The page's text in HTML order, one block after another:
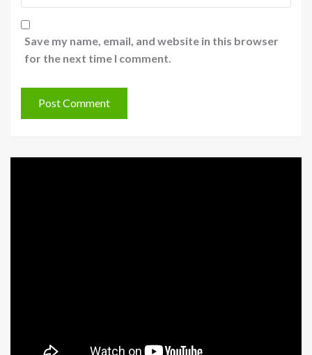
Save my name, email, and website in this browser
for the next time I comment.